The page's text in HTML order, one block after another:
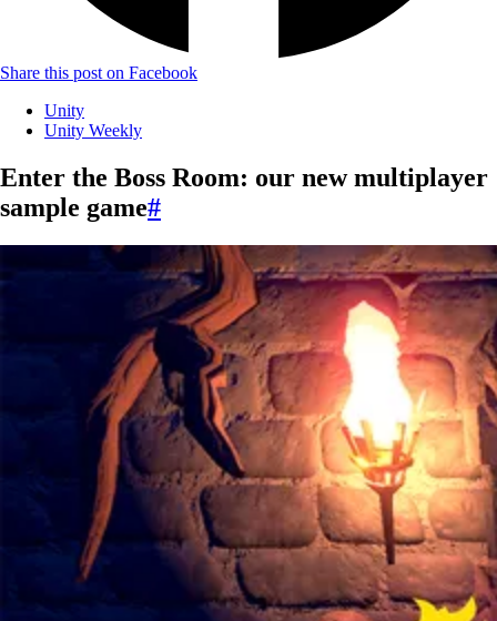
Share this post on Facebook
Unity
Unity Weekly
Enter the Boss Room: our new multiplayer
sample game#